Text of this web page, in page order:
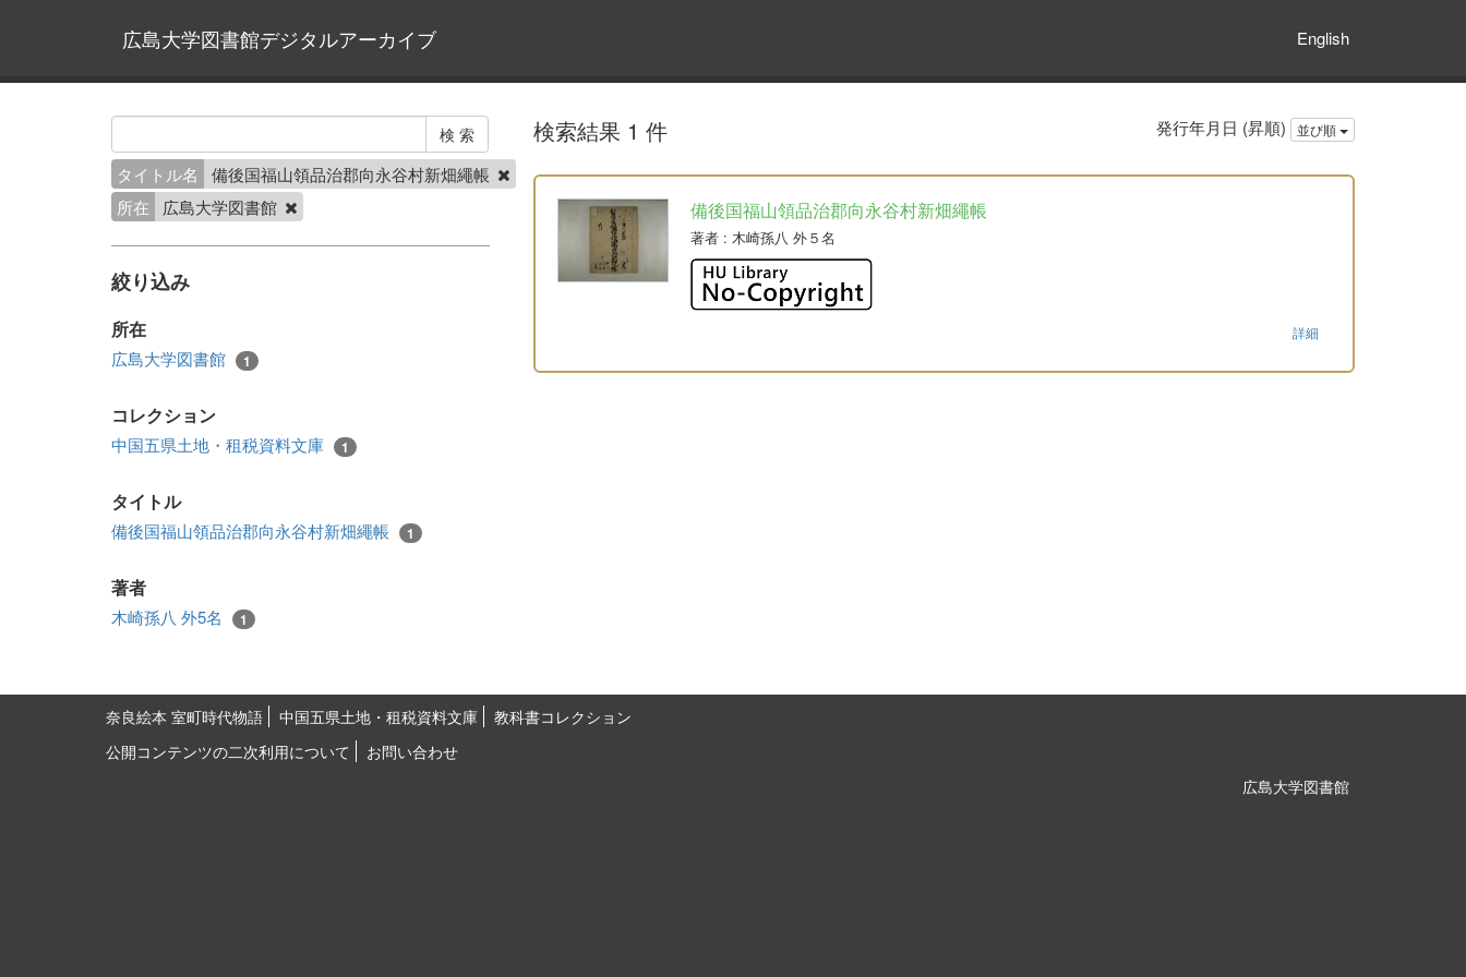
広島大学図書館デジタルアーカイブ English
タイトル名
備後国福山領品治郡向永谷村新畑繩帳
所在
広島大学図書館
絞り込み
所在
広島大学図書館 1
コレクション
中国五県土地・租税資料文庫 1
タイトル
備後国福山領品治郡向永谷村新畑繩帳 1
著者
木崎孫八 外5名 1
検索結果 1 件 発行年月日 (昇順) 並び順
備後国福山領品治郡向永谷村新畑繩帳
著者: 木崎孫八 外５名
詳細
奈良絵本 室町時代物語 中国五県土地・租税資料文庫
教科書コレクション
公開コンテンツの二次利用について
お問い合わせ
広島大学図書館